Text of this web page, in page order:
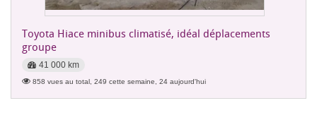
Toyota Hiace minibus climatisé, idéal déplacements
groupe
41 000 km
858 vues au total, 249 cette semaine, 24 aujourd'hui